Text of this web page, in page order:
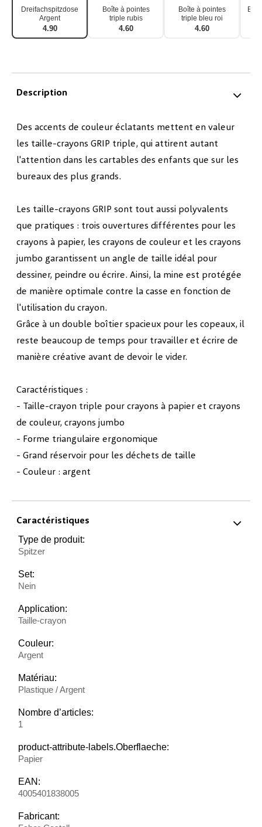
Dreifachspitzdose
Argent
4.90
Boîte à pointes
triple rubis
4.60
Boîte à pointes
triple bleu roi
4.60
Description
Des accents de couleur éclatants mettent en valeur
les taille-crayons GRIP triple, qui attirent autant
l'attention dans les cartables des enfants que sur les
bureaux des plus grands.
Les taille-crayons GRIP sont tout aussi polyvalents
que pratiques : trois ouvertures différentes pour les
crayons à papier, les crayons de couleur et les crayons
jumbo garantissent un angle de taille idéal pour
dessiner, peindre ou écrire. Ainsi, la mine est protégée
de manière optimale contre la casse en fonction de
l'utilisation du crayon.
Grâce à un double boîtier spacieux pour les copeaux, il
reste beaucoup de temps pour travailler et écrire de
manière créative avant de devoir le vider.
Caractéristiques :
- Taille-crayon triple pour crayons à papier et crayons
de couleur, crayons jumbo
- Forme triangulaire ergonomique
- Grand réservoir pour les déchets de taille
- Couleur : argent
Caractéristiques
Type de produit:
Spitzer
Set:
Nein
Application:
Taille-crayon
Couleur:
Argent
Matériau:
Plastique / Argent
Nombre d’articles:
1
product-attribute-labels.Oberflaeche:
Papier
EAN:
4005401838005
Fabricant: